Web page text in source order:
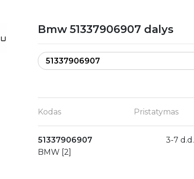
Bmw 51337906907 dalys
Kodas Pristatymas
51337906907
BMW [2]
3-7 d.d.